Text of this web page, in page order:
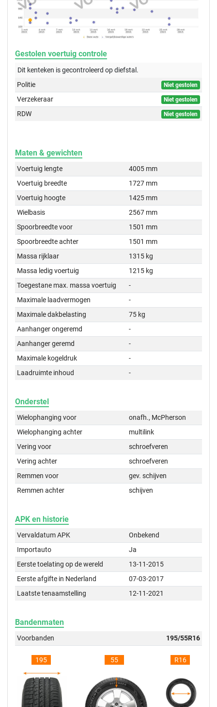
Gestolen voertuig controle
Dit kenteken is gecontroleerd opdiefstal.
Politie
Niet gestolen
Verzekeraar Niet gestolen
RDW Niet gestolen
Maten & gewichten
Voertuig lengte
4005 mm
Voertuig breedte
1727 mm
Voertuig hoogte
1425 mm
Wielbasis
2567 mm
Spoorbreedte voor
1501 mm
Spoorbreedte achter
1501 mm
Massa rijklaar
1315 kg
Massa ledig voertuig
1215 kg
Toegestane max. massa voertuig
-
Maximale laadvermogen
-
Maximale dakbelasting
75 kg
Aanhanger ongeremd
-
Aanhanger geremd
-
Maximale kogeldruk
-
Laadruimte inhoud
-
Onderstel
Wielophanging voor
onafh., McPherson
Wielophanging achter
multilink
Vering voor
schroefveren
Vering achter
schroefveren
Remmen voor
gev. schijven
Remmen achter
schijven
APK en historie
Vervaldatum APK
Onbekend
Importauto
Ja
Eerste toelating op de wereld
13-11-2015
Eerste afgifte in Nederland
07-03-2017
Laatste tenaamstelling
12-11-2021
Bandenmaten
Voorbanden 195/55R16
195 55 R16